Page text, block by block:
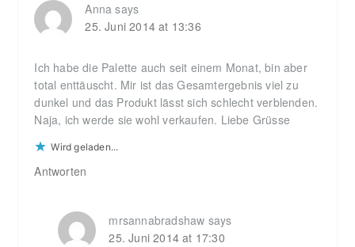
Anna says
25. Juni 2014 at 13:36
Ich habe die Palette auch seit einem Monat, bin aber
total enttäuscht. Mir ist das Gesamtergebnis viel zu
dunkel und das Produkt lässt sich schlecht verblenden.
Naja, ich werde sie wohl verkaufen. Liebe Grüsse
Wird geladen...
Antworten
mrsannabradshaw says
25. Juni 2014 at 17:30